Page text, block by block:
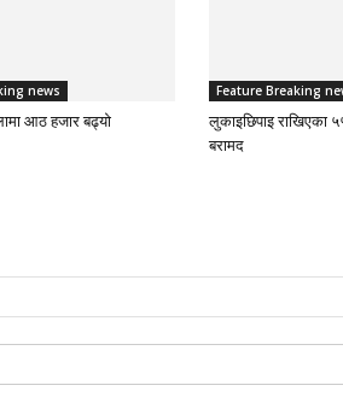
news
आठ हजार बढ्यो
Feature Breaking
लुकाइछिपाइ राखिएका
बरामद